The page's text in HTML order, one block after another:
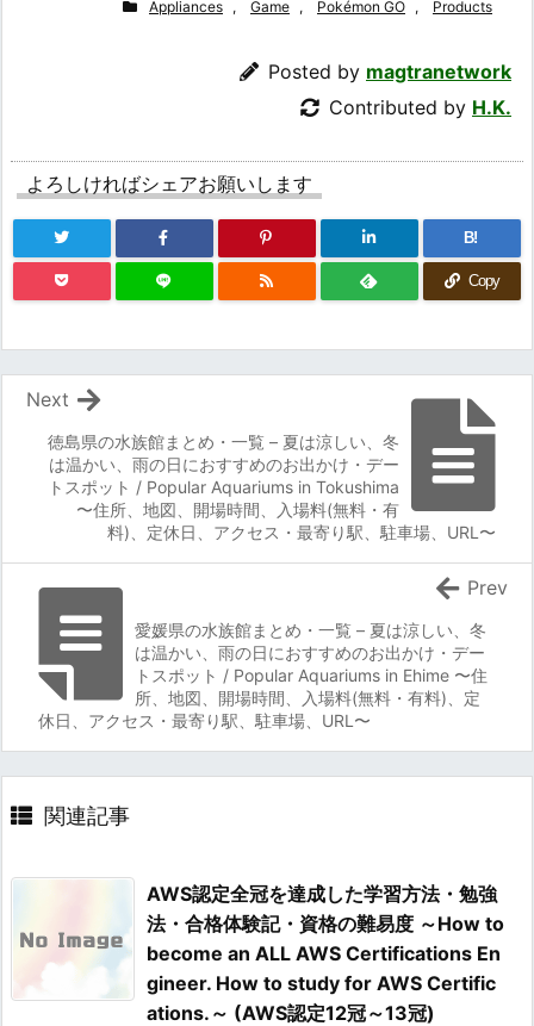
Appliances , Game , Pokémon GO , Products
Posted by magtranetwork
Contributed by H.K.
よろしければシェアお願いします
B!
Copy
徳島県の水族館まとめ・一覧 – 夏は涼しい、冬
は温かい、雨の日におすすめのお出かけ・デー
トスポット / Popular Aquariums in Tokushima
〜住所、地図、開場時間、入場料(無料・有
料)、定休日、アクセス・最寄り駅、駐車場、URL〜
Next
愛媛県の水族館まとめ・一覧 – 夏は涼しい、冬
は温かい、雨の日におすすめのお出かけ・デー
トスポット / Popular Aquariums in Ehime 〜住
所、地図、開場時間、入場料(無料・有料)、定
休日、アクセス・最寄り駅、駐車場、URL〜
Prev
関連記事
AWS認定全冠を達成した学習方法・勉強
法・合格体験記・資格の難易度 ～How to
become an ALL AWS Certifications En
gineer. How to study for AWS Certific
ations.～ (AWS認定12冠～13冠)